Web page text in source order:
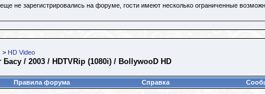
не зарегистрировались на форуме, гости имеют несколько ограниченные
> HD Video
/ 2003 / HDTVRip (1080i) / BollywooD HD
Правила форума Справка